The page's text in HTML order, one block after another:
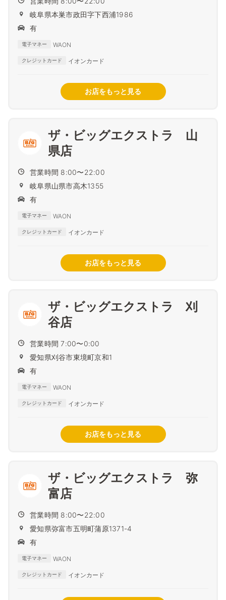
岐阜県本巣市政田字下西浦1986
有
電子マネー WAON
クレジットカード イオンカード
お店をもっと見る
ザ・ビッグエクストラ 山
県店
営業時間 8:00〜22:00
岐阜県山県市高木1355
有
電子マネー WAON
クレジットカード イオンカード
お店をもっと見る
ザ・ビッグエクストラ 刈
谷店
営業時間 7:00〜0:00
愛知県刈谷市東境町京和1
有
電子マネー WAON
クレジットカード イオンカード
お店をもっと見る
ザ・ビッグエクストラ 弥
富店
営業時間 8:00〜22:00
愛知県弥富市五明町蒲原1371-4
有
電子マネー WAON
クレジットカード イオンカード